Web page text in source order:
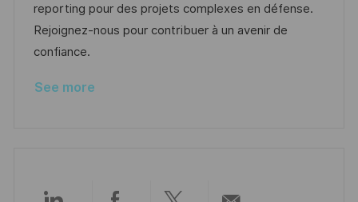
n D
a
t
o
r
y
reporting pour des projets complexes en défense.
Rejoignez-nous pour contribuer à un avenir de
confiance.
See more